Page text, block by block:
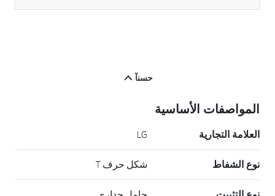
حسنآ
المواصفات الأساسية
العلامة التجارية LG
نوع الشفاط شكل حرف T